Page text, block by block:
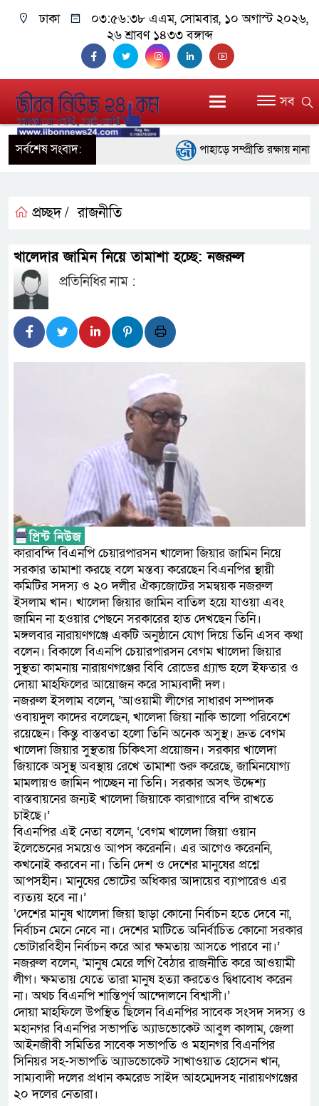
ঢাকা ০৩:৫৬:৩৮ এএম, সোমবার, ১০ অগাস্ট ২০২৬,
২৬ শ্রাবণ ১৪৩৩ বঙ্গাব্দ
সব
সর্বশেষ সংবাদ:
পাহাড়ে সম্প্রীতি রক্ষায় নানা
প্রধানমন্ত্রী
প্রধানমন্ত্রী
সাংবাদিক রাজু আহমেদ
সদস্য
গুরুত্বপূর্ণ ভূমিকা রাখছে: ওয়াসি
আন্তর্জাতিক মানের প্যারা
নিয়েছে সরকার
নেই : প্রধানমন্ত্রী
লালমনিরহাটে মাদকসহ
প্রচ্ছদ / রাজনীতি
খালেদার জামিন নিয়ে তামাশা হচ্ছে: নজরুল
প্রতিনিধির নাম :
কারাবন্দি বিএনপি চেয়ারপারসন খালেদা জিয়ার জামিন নিয়ে
সরকার তামাশা করছে বলে মন্তব্য করেছেন বিএনপির স্থায়ী
কমিটির সদস্য ও ২০ দলীর ঐক্যজোটের সমন্বয়ক নজরুল
ইসলাম খান। খালেদা জিয়ার জামিন বাতিল হয়ে যাওয়া এবং
জামিন না হওয়ার পেছনে সরকারের হাত দেখছেন তিনি।
মঙ্গলবার নারায়ণগঞ্জে একটি অনুষ্ঠানে যোগ দিয়ে তিনি এসব কথা
বলেন। বিকালে বিএনপি চেয়ারপারসন বেগম খালেদা জিয়ার
সুস্থতা কামনায় নারায়ণগঞ্জের বিবি রোডের গ্র্যান্ড হলে ইফতার ও
দোয়া মাহফিলের আয়োজন করে সাম্যবাদী দল।
নজরুল ইসলাম বলেন, ‘আওয়ামী লীগের সাধারণ সম্পাদক
ওবায়দুল কাদের বলেছেন, খালেদা জিয়া নাকি ভালো পরিবেশে
রয়েছেন। কিন্তু বাস্তবতা হলো তিনি অনেক অসুস্থ। দ্রুত বেগম
খালেদা জিয়ার সুস্থতায় চিকিৎসা প্রয়োজন। সরকার খালেদা
জিয়াকে অসুস্থ অবস্থায় রেখে তামাশা শুরু করেছে, জামিনযোগ্য
মামলায়ও জামিন পাচ্ছেন না তিনি। সরকার অসৎ উদ্দেশ্য
বাস্তবায়নের জন্যই খালেদা জিয়াকে কারাগারে বন্দি রাখতে
চাইছে।’
বিএনপির এই নেতা বলেন, ‘বেগম খালেদা জিয়া ওয়ান
ইলেভেনের সময়েও আপস করেননি। এর আগেও করেননি,
কখনোই করবেন না। তিনি দেশ ও দেশের মানুষের প্রশ্নে
আপসহীন। মানুষের ভোটের অধিকার আদায়ের ব্যাপারেও এর
ব্যত্যয় হবে না।’
‘দেশের মানুষ খালেদা জিয়া ছাড়া কোনো নির্বাচন হতে দেবে না,
নির্বাচন মেনে নেবে না। দেশের মাটিতে অনির্বাচিত কোনো সরকার
ভোটারবিহীন নির্বাচন করে আর ক্ষমতায় আসতে পারবে না।’
নজরুল বলেন, ‘মানুষ মেরে লগি বৈঠার রাজনীতি করে আওয়ামী
লীগ। ক্ষমতায় যেতে তারা মানুষ হত্যা করতেও দ্বিধাবোধ করেন
না। অথচ বিএনপি শান্তিপূর্ণ আন্দোলনে বিশ্বাসী।’
দোয়া মাহফিলে উপস্থিত ছিলেন বিএনপির সাবেক সংসদ সদস্য ও
মহানগর বিএনপির সভাপতি অ্যাডভোকেট আবুল কালাম, জেলা
আইনজীবী সমিতির সাবেক সভাপতি ও মহানগর বিএনপির
সিনিয়র সহ-সভাপতি অ্যাডভোকেট সাখাওয়াত হোসেন খান,
সাম্যবাদী দলের প্রধান কমরেড সাইদ আহম্মেদসহ নারায়ণগঞ্জের
২০ দলের নেতারা।